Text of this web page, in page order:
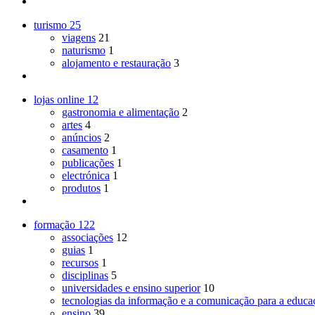
turismo 25
viagens 21
naturismo 1
alojamento e restauração 3
lojas online 12
gastronomia e alimentação 2
artes 4
anúncios 2
casamento 1
publicações 1
electrónica 1
produtos 1
formação 122
associações 12
guias 1
recursos 1
disciplinas 5
universidades e ensino superior 10
tecnologias da informação e a comunicação para a